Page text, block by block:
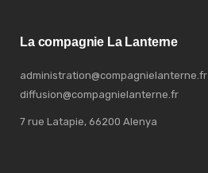
La compagnie La Lanterne
administration@compagnielanterne.fr
diffusion@compagnielanterne.fr
7 rue Latapie, 66200 Alenya